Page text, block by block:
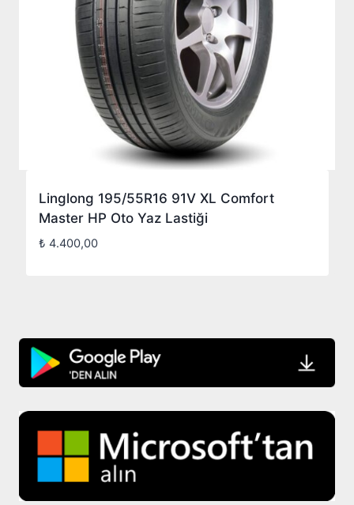
Linglong 195/55R16 91V XL Comfort
Master HP Oto Yaz Lastiği
₺ 4.400,00